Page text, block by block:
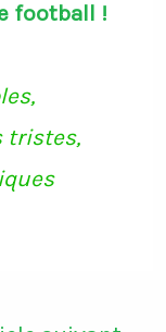
T football !
tristes,